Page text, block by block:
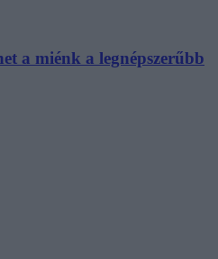
a miénk a legnépszerűbb